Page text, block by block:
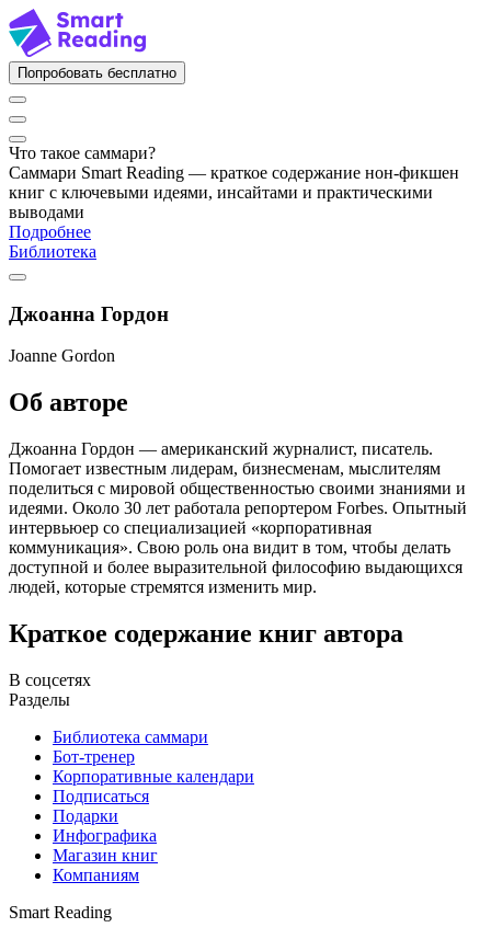
Попробовать бесплатно
Что такое саммари?
Саммари Smart Reading — краткое содержание нон-фикшен
книг с ключевыми идеями, инсайтами и практическими
выводами
Подробнее
Библиотека
Джоанна Гордон
Joanne Gordon
Об авторе
Джоанна Гордон — американский журналист, писатель.
Помогает известным лидерам, бизнесменам, мыслителям
поделиться с мировой общественностью своими знаниями и
идеями. Около 30 лет работала репортером Forbes. Опытный
интервьюер со специализацией «корпоративная
коммуникация». Свою роль она видит в том, чтобы делать
доступной и более выразительной философию выдающихся
людей, которые стремятся изменить мир.
Краткое содержание книг автора
В соцсетях
Разделы
Библиотека саммари
Бот-тренер
Корпоративные календари
Подписаться
Подарки
Инфографика
Магазин книг
Компаниям
Smart Reading